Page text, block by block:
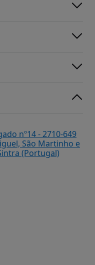
nº14 - 2710-649
São Martinho e
(Portugal)